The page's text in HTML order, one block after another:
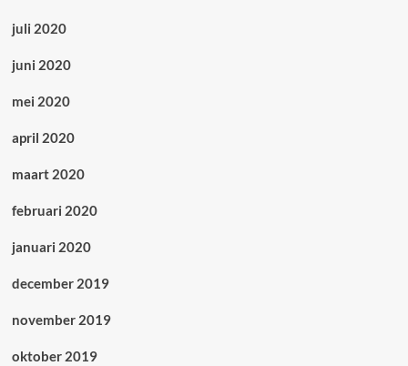
juli 2020
juni 2020
mei 2020
april 2020
maart 2020
februari 2020
januari 2020
december 2019
november 2019
oktober 2019